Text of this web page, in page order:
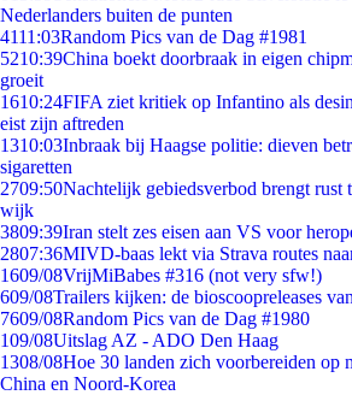
Nederlanders buiten de punten
4111:03Random Pics van de Dag #1981
5210:39China boekt doorbraak in eigen
groeit
1610:24FIFA ziet kritiek op Infantino als
eist zijn aftreden
1310:03Inbraak bij Haagse politie: dieven
sigaretten
2709:50Nachtelijk gebiedsverbod brengt rust
wijk
3809:39Iran stelt zes eisen aan VS voor
2807:36MIVD-baas lekt via Strava routes
1609/08VrijMiBabes #316 (not very sfw!)
609/08Trailers kijken: de bioscoopreleases
7609/08Random Pics van de Dag #1980
109/08Uitslag AZ - ADO Den Haag
1308/08Hoe 30 landen zich voorbereiden op
China en Noord-Korea